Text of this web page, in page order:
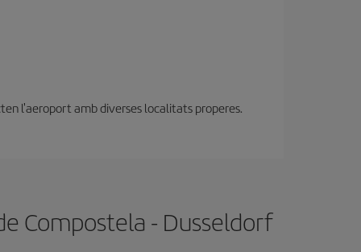
l'aeroport amb diverses localitats properes.
Compostela - Dusseldorf